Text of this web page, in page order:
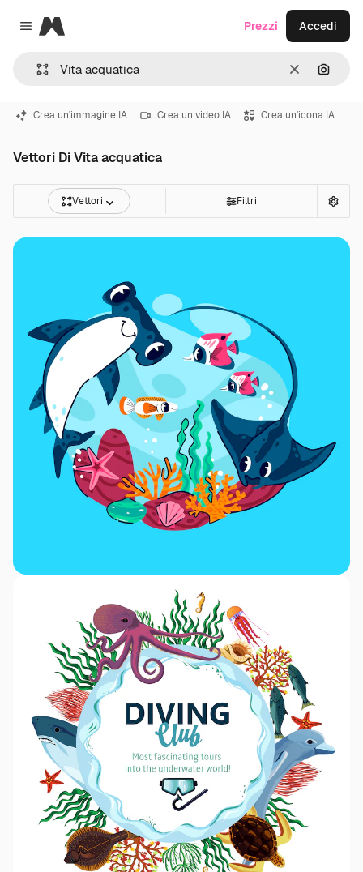
Close menu
Magnific
CancellaCerca
Prezzi Accedi
Crea un'immagine IA Crea un video IA Crea un'icona IA
Vettori Di Vita acquatica
Vettori Filtri